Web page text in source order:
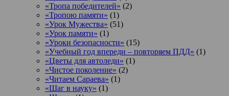
«Тропа победителей» (2)
«Тропою памяти» (1)
«Урок Мужества» (51)
«Урок памяти» (1)
«Уроки безопасности» (15)
«Учебный год впереди – повторяем ПДД» (1)
«Цветы для автоледи» (1)
«Чистое поколение» (2)
«Читаем Сараева» (1)
«Шаг в науку» (1)